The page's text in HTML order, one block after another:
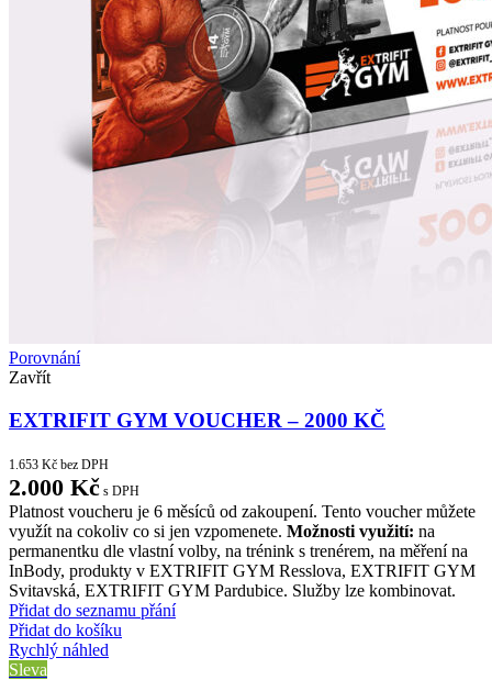
Porovnání
Zavřít
EXTRIFIT GYM VOUCHER – 2000 KČ
1.653 Kč bez DPH
2.000 Kč s DPH
Platnost voucheru je 6 měsíců od zakoupení. Tento voucher můžete
využít na cokoliv co si jen vzpomenete. Možnosti využití: na
permanentku dle vlastní volby, na trénink s trenérem, na měření na
InBody, produkty v EXTRIFIT GYM Resslova, EXTRIFIT GYM
Svitavská, EXTRIFIT GYM Pardubice. Služby lze kombinovat.
Přidat do seznamu přání
Přidat do košíku
Rychlý náhled
Sleva